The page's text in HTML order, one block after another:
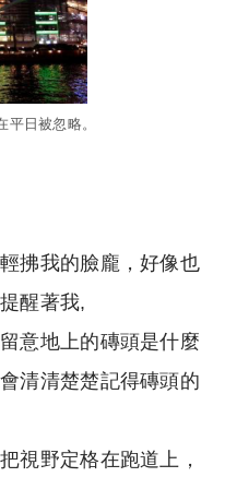
平日被忽略。
拂我的臉龐，好像也
醒著我,
意地上的磚頭是什麼
清清楚楚記得磚頭的
視野定格在跑道上，